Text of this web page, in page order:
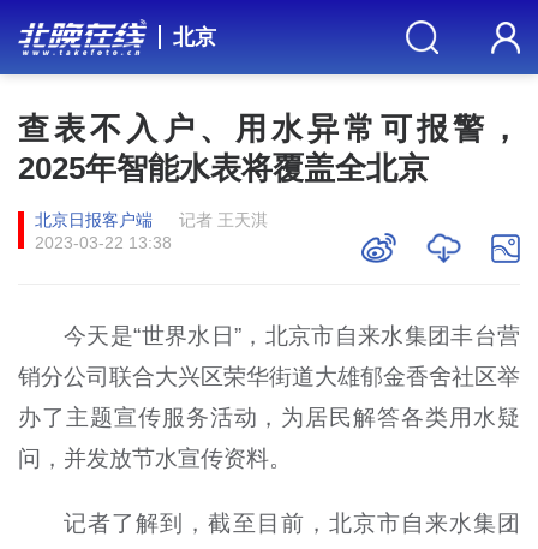
北京
查表不入户、用水异常可报警，
2025年智能水表将覆盖全北京
北京日报客户端
记者 王天淇
2023-03-22 13:38
今天是“世界水日”，北京市自来水集团丰台营
销分公司联合大兴区荣华街道大雄郁金香舍社区举
办了主题宣传服务活动，为居民解答各类用水疑
问，并发放节水宣传资料。
记者了解到，截至目前，北京市自来水集团